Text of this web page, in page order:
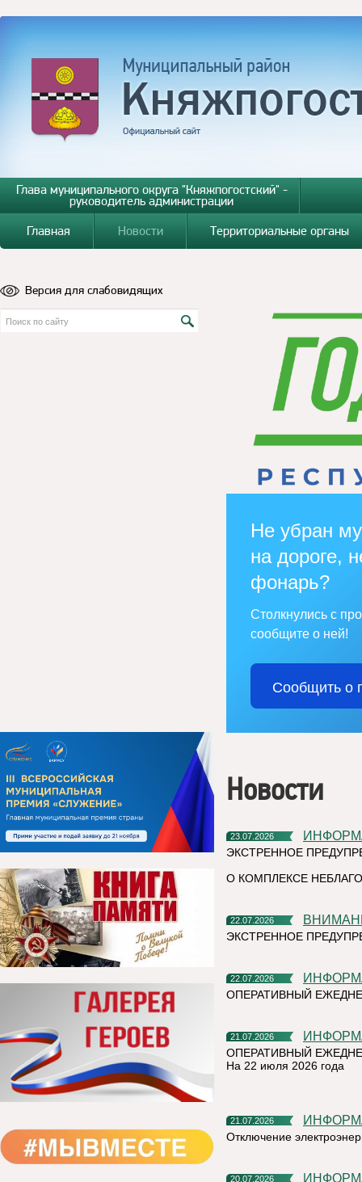
Глава муниципального округа "Княжпогостский" -
руководитель администрации
Главная
Новости Территориальные органы
Версия для слабовидящих
Не убран
на дороге,
фонарь?
Столкнулись с
сообщите о ней!
Сообщить о
Новости
23.07.2026
ЭКСТРЕННОЕ
О КОМПЛЕКСЕ
22.07.2026
ЭКСТРЕННОЕ
22.07.2026
ОПЕРАТИВНЫЙ
21.07.2026
ОПЕРАТИВНЫЙ
На 22 июля 2026 года
21.07.2026
Отключение
20.07.2026